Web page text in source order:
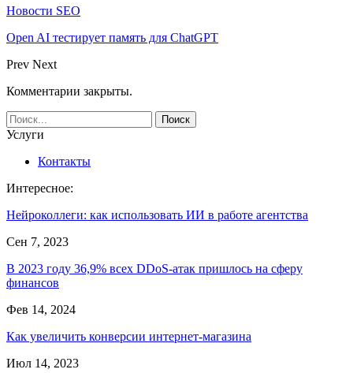
Новости SEO
Open AI тестирует память для ChatGPT
Prev Next
Комментарии закрыты.
Услуги
Контакты
Интересное:
Нейроколлеги: как использовать ИИ в работе агентства
Сен 7, 2023
В 2023 году 36,9% всех DDoS-атак пришлось на сферу
финансов
Фев 14, 2024
Как увеличить конверсии интернет-магазина
Июл 14, 2023